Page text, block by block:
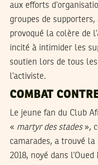
aux efforts
groupes de
provoqué la colère de
incité à intimider les
soutien lors de tous
l’activiste.
COMBAT
Le jeune fan du Club
« martyr des stades»,
camarades, a trouvé
2018, noyé dans